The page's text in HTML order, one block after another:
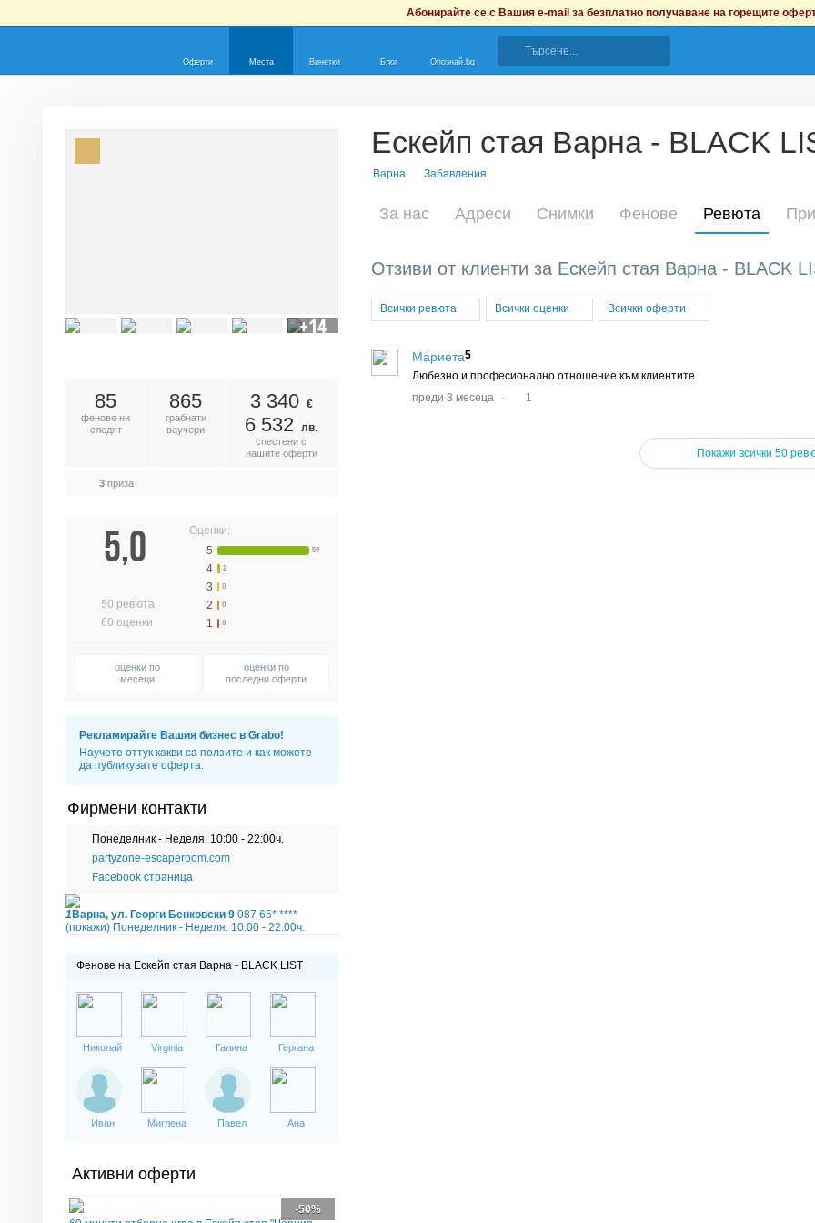
Абонирайте се с Вашия e-mail за безплатно получаване на горещите
Оферти Места Винетки Блог Опознай.bg
+14
85
фенове ни
следят
865
грабнати
ваучери
3 340 €
6 532 лв.
спестени с
нашите оферти
3 приза
5,0
50 ревюта
60 оценки
Оценки:
5
58
4 2
3 0
2 0
1 0
оценки по
месеци
оценки по
последни оферти
Рекламирайте Вашия бизнес в Grabo!
Научете оттук какви са ползите и как можете
да публикувате оферта.
Фирмени контакти
Понеделник - Неделя: 10:00 - 22:00ч.
partyzone-escaperoom.com
Facebook страница
1Варна, ул. Георги Бенковски 9 087 65* ****
(покажи) Понеделник - Неделя: 10:00 - 22:00ч.
Фенове на Ескейп стая Варна - BLACK LIST
Николай Virginia Галина Гергана
Иван Миглена Павел Ана
Активни оферти
-50%
Ескейп стая Варна - BLACK
Варна Забавления
За нас Адреси Снимки Фенове Ревюта
Отзиви от клиенти за Ескейп стая Варна - BLACK
Всички оферти
Всички оценки
Всички ревюта
Мариета5
Любезно и професионално отношение към клиентите
преди 3 месеца
· 1
Покажи всички 50